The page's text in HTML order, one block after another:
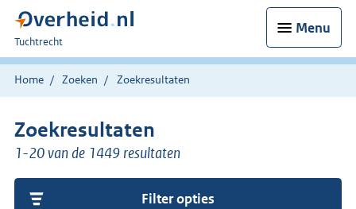
Menu
U
bent
hier:
Tuchtrecht
Home Zoeken Zoekresultaten
Zoekresultaten
1-20 van de 1449 resultaten
Filter opties